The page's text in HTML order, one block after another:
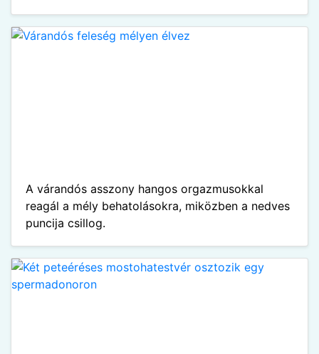
A várandós asszony hangos orgazmusokkal
reagál a mély behatolásokra, miközben a nedves
puncija csillog.